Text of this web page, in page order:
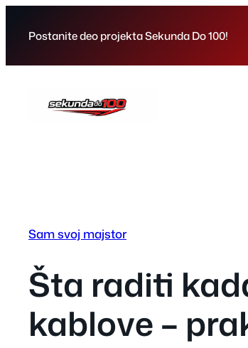
Postanite deo projekta Sekunda Do 100!
Sam svoj majstor
Šta raditi
kablove –